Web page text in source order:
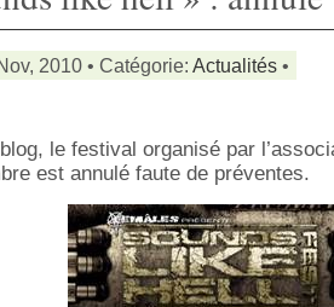
2010 • Catégorie: Actualités •
le festival organisé par
est annulé faute de préventes.